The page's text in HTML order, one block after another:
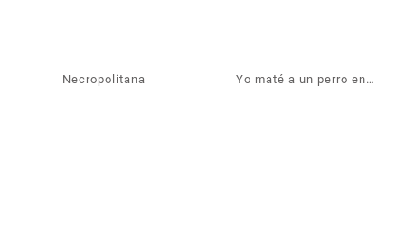
Necropolitana
Yo maté a un perro en